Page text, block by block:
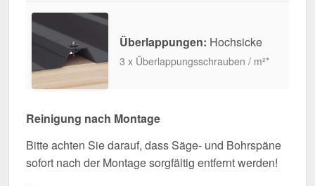
Überlappungen: Hochsicke
3 x Überlappungsschrauben / m²*
Reinigung nach Montage
Bitte achten Sie darauf, dass Säge- und Bohrspäne
sofort nach der Montage sorgfältig entfernt werden!